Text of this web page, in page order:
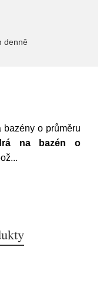
denně
bazény o průměru
na bazén o
...